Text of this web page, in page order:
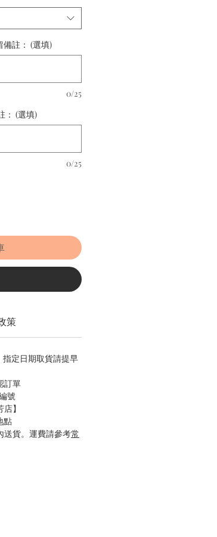
備註： (選填)
0/25
： (選填)
0/25
策
定日期取貨請提早
訂單
號
】
點
送貨。運費請參考常